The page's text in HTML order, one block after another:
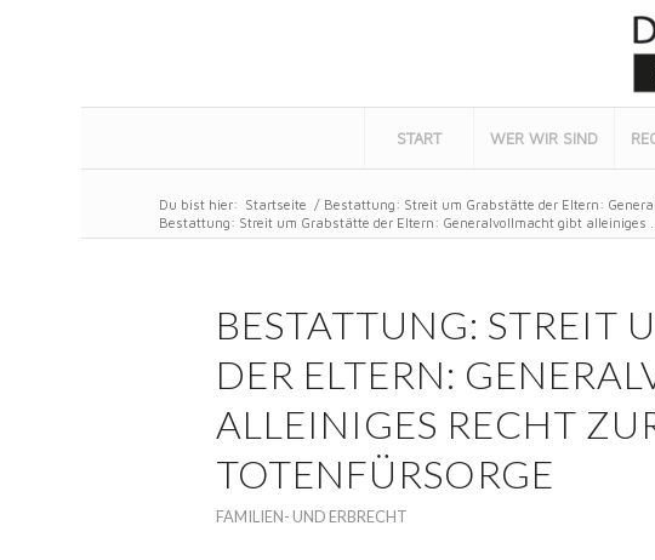
START WER WIR SIND
Du bist hier: Startseite / Bestattung: Streit um Grabstätte der Eltern:
Bestattung: Streit um Grabstätte der Eltern: Generalvollmacht gibt alleiniges ...
BESTATTUNG: STREIT
DER ELTERN:
ALLEINIGES RECHT
TOTENFÜRSORGE
FAMILIEN- UND ERBRECHT